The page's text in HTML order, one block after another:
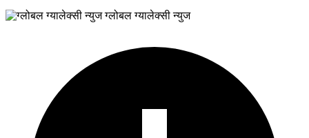
ग्लोबल ग्यालेक्सी न्युज